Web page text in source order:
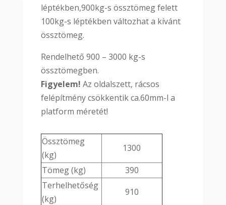
léptékben,900kg-s össztömeg felett
100kg-s léptékben változhat a kívánt
össztömeg.
Rendelhető 900 – 3000 kg-s
össztömegben.
Figyelem! Az oldalszett, rácsos
felépítmény csökkentik ca.60mm-l a
platform méretét!
Össztömeg
(kg)
1300
Tömeg (kg)
390
Terhelhetőség
(kg)
910